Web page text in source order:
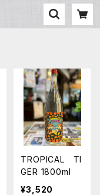
TROPICAL TI
GER 1800ml
¥3,520